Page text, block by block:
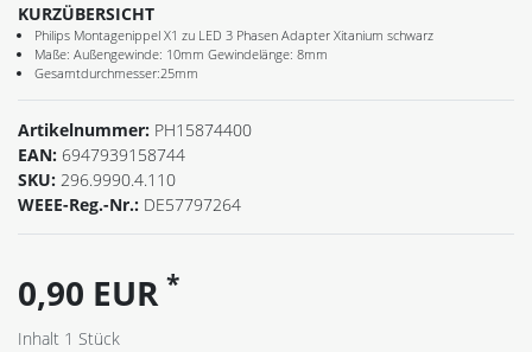
KURZÜBERSICHT
Philips Montagenippel X1 zu LED 3 Phasen Adapter Xitanium schwarz
Maße: Außengewinde: 10mm Gewindelänge: 8mm
Gesamtdurchmesser:25mm
Artikelnummer: PH15874400
EAN: 6947939158744
SKU: 296.9990.4.110
WEEE-Reg.-Nr.: DE57797264
0,90 EUR *
Inhalt 1 Stück